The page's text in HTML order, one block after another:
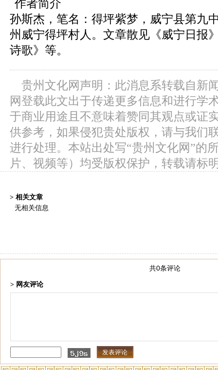
作者简介
孙斯杰，笔名：得坪紫梦，威宁县第九
州威宁得坪村人。文章散见《威宁日报
诗歌》等。
贵州文化网声明：此消息系转载自新
网登载此文出于传递更多信息和进行学
于商业用途且不意味着赞同其观点或证
供参考，如果侵犯贵处版权，请与我们
进行处理。本站出处写“贵州文化网”的
片、视频等）均受版权保护，转载请标
> 相关文章
无相关信息
共0条评论
> 网友评论